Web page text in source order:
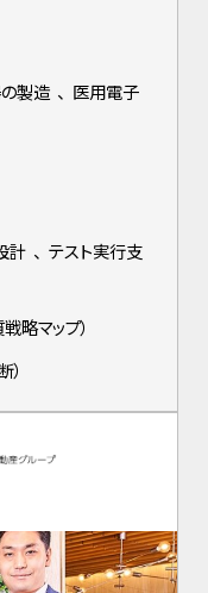
製造 、 医用電子
計 、 テスト実行支
略マップ）
）